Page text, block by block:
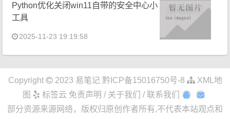
Python优化关闭win11自带的安全中心小
工具
2025-11-23 19:19:58
Copyright 2023 易笔记 黔ICP备15016750号-8
XML地
图
标签云 免责声明 / 关于我们 / 联系我们
部分资源来源网络，版权归原创作者所有,不代表本站观点和